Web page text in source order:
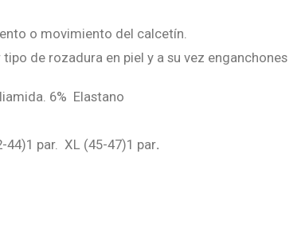
o movimiento del calcetín.
de rozadura en piel y a su vez enganchones
6% Elastano
par. XL (45-47)1 par.